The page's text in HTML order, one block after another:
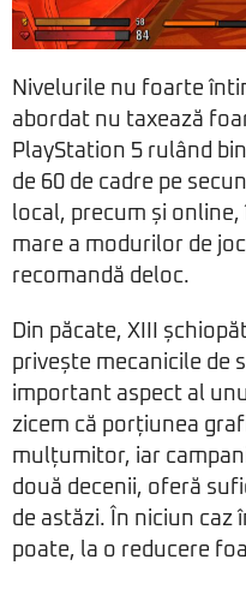
Nivelurile nu foarte
abordat nu taxează
PlayStation 5 rulând
de 60 de cadre pe
local, precum și
mare a modurilor de
recomandă deloc.
Din păcate, XIII
privește mecanicile de
important aspect al
zicem că porțiunea
mulțumitor, iar
două decenii, oferă
de astăzi. În niciun caz
poate, la o reducere